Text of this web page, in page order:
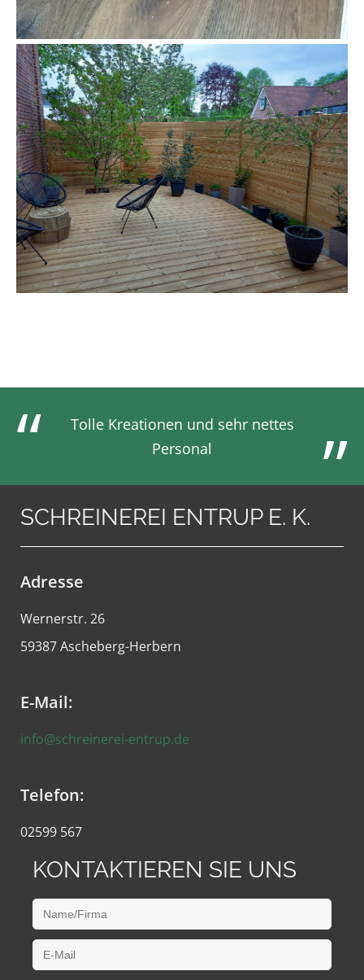
Tolle Kreationen und sehr nettes
Personal
SCHREINEREI ENTRUP E. K.
Adresse
Wernerstr. 26
59387 Ascheberg-Herbern
E-Mail:
info@schreinerei-entrup.de
Telefon:
02599 567
KONTAKTIEREN SIE UNS